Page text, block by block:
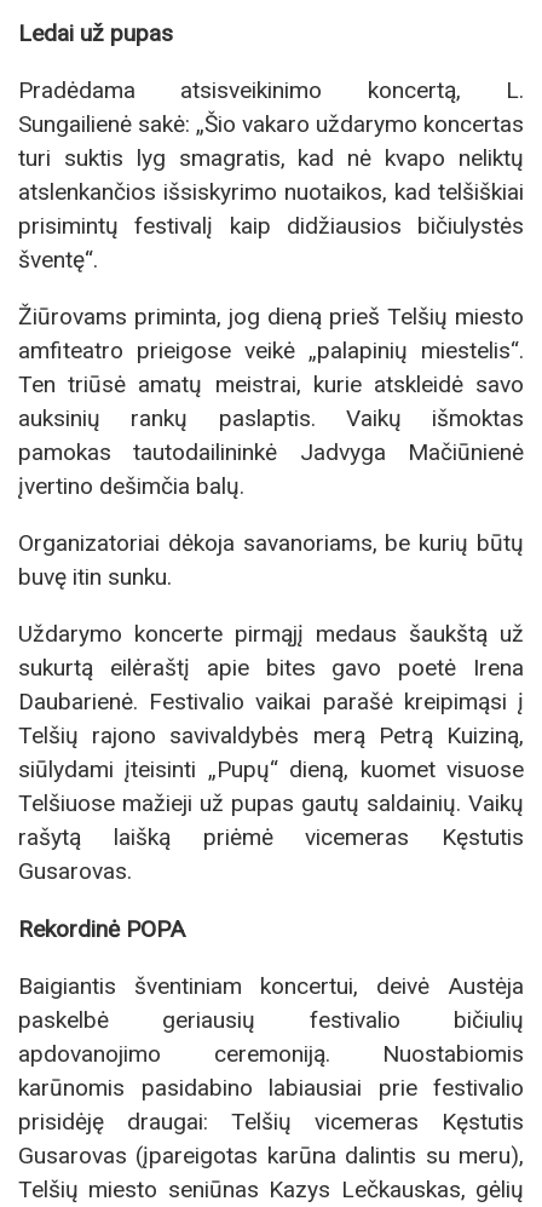
Ledai už pupas
Pradėdama atsisveikinimo koncertą, L.
Sungailienė sakė: „Šio vakaro uždarymo koncertas
turi suktis lyg smagratis, kad nė kvapo neliktų
atslenkančios išsiskyrimo nuotaikos, kad telšiškiai
prisimintų festivalį kaip didžiausios bičiulystės
šventę“.
Žiūrovams priminta, jog dieną prieš Telšių miesto
amfiteatro prieigose veikė „palapinių miestelis“.
Ten triūsė amatų meistrai, kurie atskleidė savo
auksinių rankų paslaptis. Vaikų išmoktas
pamokas tautodailininkė Jadvyga Mačiūnienė
įvertino dešimčia balų.
Organizatoriai dėkoja savanoriams, be kurių būtų
buvę itin sunku.
Uždarymo koncerte pirmąjį medaus šaukštą už
sukurtą eilėraštį apie bites gavo poetė Irena
Daubarienė. Festivalio vaikai parašė kreipimąsi į
Telšių rajono savivaldybės merą Petrą Kuiziną,
siūlydami įteisinti „Pupų“ dieną, kuomet visuose
Telšiuose mažieji už pupas gautų saldainių. Vaikų
rašytą laišką priėmė vicemeras Kęstutis
Gusarovas.
Rekordinė POPA
Baigiantis šventiniam koncertui, deivė Austėja
paskelbė geriausių festivalio bičiulių
apdovanojimo ceremoniją. Nuostabiomis
karūnomis pasidabino labiausiai prie festivalio
prisidėję draugai: Telšių vicemeras Kęstutis
Gusarovas (įpareigotas karūna dalintis su meru),
Telšių miesto seniūnas Kazys Lečkauskas, gėlių